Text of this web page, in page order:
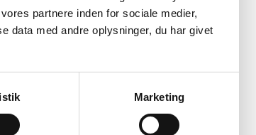
partnere inden for sociale medier,
data med andre oplysninger, du har givet
Marketing
eller andet omfang kan henføres til dig.
af en service på vores hjemmeside.
telefonnummer, e-mailadresse,